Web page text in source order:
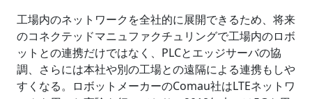
工場内のネットワークを全社的に展開できるため、将来
のコネクテッドマニュファクチュリングで工場内のロボ
ットとの連携だけではなく、PLCとエッジサーバの協
調、さらには本社や別の工場との遠隔による連携もしや
すくなる。ロボットメーカーのComau社はLTEネットワ